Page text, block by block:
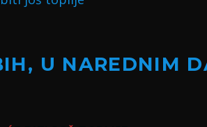
U NAREDNIM